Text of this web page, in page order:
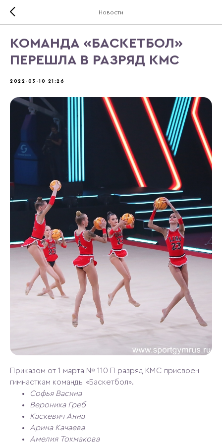
Новости
КОМАНДА «БАСКЕТБОЛ»
ПЕРЕШЛА В РАЗРЯД КМС
2022-03-10 21:26
Приказом от 1 марта № 110 П разряд КМС присвоен
гимнасткам команды «Баскетбол».
Софья Васина
Вероника Греб
Каскевич Анна
Арина Качаева
Амелия Токмакова